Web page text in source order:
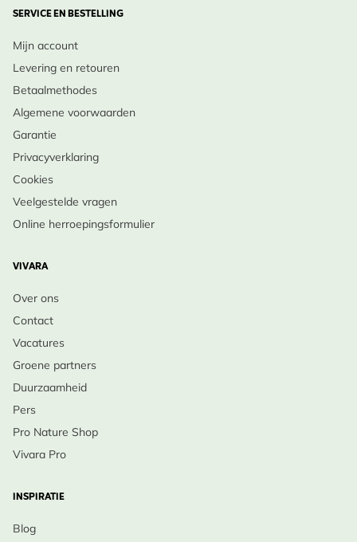
SERVICE EN BESTELLING
Mijn account
Levering en retouren
Betaalmethodes
Algemene voorwaarden
Garantie
Privacyverklaring
Cookies
Veelgestelde vragen
Online herroepingsformulier
VIVARA
Over ons
Contact
Vacatures
Groene partners
Duurzaamheid
Pers
Pro Nature Shop
Vivara Pro
INSPIRATIE
Blog